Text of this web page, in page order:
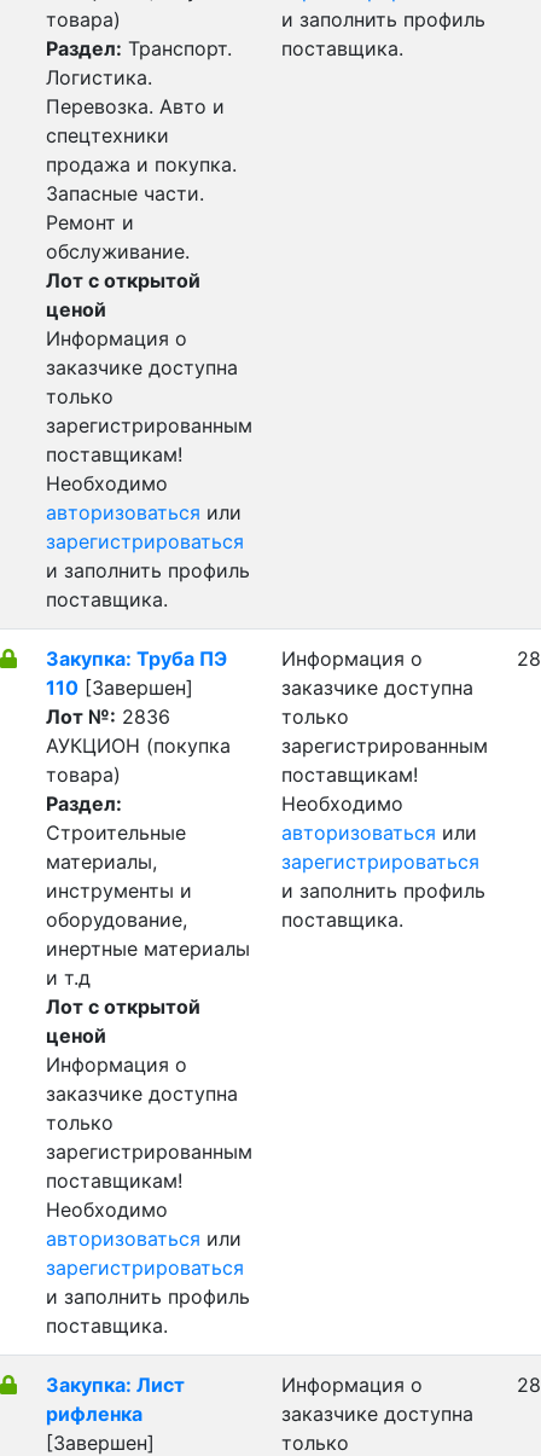
товара)
Раздел: Транспорт.
Логистика.
Перевозка. Авто и
спецтехники
продажа и покупка.
Запасные части.
Ремонт и
обслуживание.
Лот с открытой
ценой
Информация о
заказчике доступна
только
зарегистрированным
поставщикам!
Необходимо
авторизоваться или
зарегистрироваться
и заполнить профиль
поставщика.
и заполнить профиль
поставщика.
Закупка: Труба ПЭ
110 [Завершен]
Лот №: 2836
АУКЦИОН (покупка
товара)
Раздел:
Строительные
материалы,
инструменты и
оборудование,
инертные материалы
и т.д
Лот с открытой
ценой
Информация о
заказчике доступна
только
зарегистрированным
поставщикам!
Необходимо
авторизоваться или
зарегистрироваться
и заполнить профиль
поставщика.
Информация о
заказчике доступна
только
зарегистрированным
поставщикам!
Необходимо
авторизоваться или
зарегистрироваться
и заполнить профиль
поставщика.
Закупка: Лист
рифленка
[Завершен]
Информация о
заказчике доступна
только